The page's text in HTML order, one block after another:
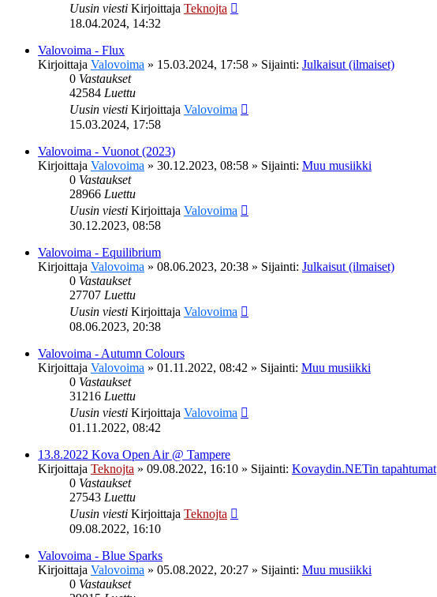
Uusin viesti Kirjoittaja Teknojta
18.04.2024, 14:32
Valovoima - Flux
Kirjoittaja Valovoima » 15.03.2024, 17:58 » Sijainti: Julkaisut (ilmaiset)
0 Vastaukset
42584 Luettu
Uusin viesti Kirjoittaja Valovoima
15.03.2024, 17:58
Valovoima - Vuonot (2023)
Kirjoittaja Valovoima » 30.12.2023, 08:58 » Sijainti: Muu musiikki
0 Vastaukset
28966 Luettu
Uusin viesti Kirjoittaja Valovoima
30.12.2023, 08:58
Valovoima - Equilibrium
Kirjoittaja Valovoima » 08.06.2023, 20:38 » Sijainti: Julkaisut (ilmaiset)
0 Vastaukset
27707 Luettu
Uusin viesti Kirjoittaja Valovoima
08.06.2023, 20:38
Valovoima - Autumn Colours
Kirjoittaja Valovoima » 01.11.2022, 08:42 » Sijainti: Muu musiikki
0 Vastaukset
31216 Luettu
Uusin viesti Kirjoittaja Valovoima
01.11.2022, 08:42
13.8.2022 Kova Open Air @ Tampere
Kirjoittaja Teknojta » 09.08.2022, 16:10 » Sijainti: Kovaydin.NETin tapahtumat
0 Vastaukset
27543 Luettu
Uusin viesti Kirjoittaja Teknojta
09.08.2022, 16:10
Valovoima - Blue Sparks
Kirjoittaja Valovoima » 05.08.2022, 20:27 » Sijainti: Muu musiikki
0 Vastaukset